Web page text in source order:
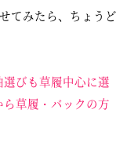
てみたら、ちょうど
選びも草履中心に選
草履・バックの方